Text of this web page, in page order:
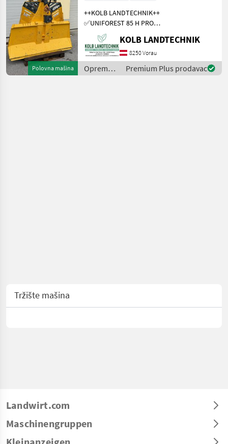
Polovna mašina
++KOLB LANDTECHNIK++
✅UNIFOREST 85 H PRO
Funkseilwinde ✅8, 5t
Zugkraft ✅200cm
Schildbreite
✅hydraulischer Seilausstoß
✅inkl. TERRA Profi Funk -
KOLB LANDTECHNIK
8250 Vorau
Oprema
za šumu i
Premium Plus prodavac
Tržište mašina
Landwirt.com
Maschinengruppen